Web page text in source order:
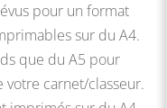
pour un format
sur du A4.
que du A5 pour
votre carnet/classeur.